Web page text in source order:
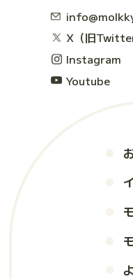
X（旧Twitter
Instagram
Youtube